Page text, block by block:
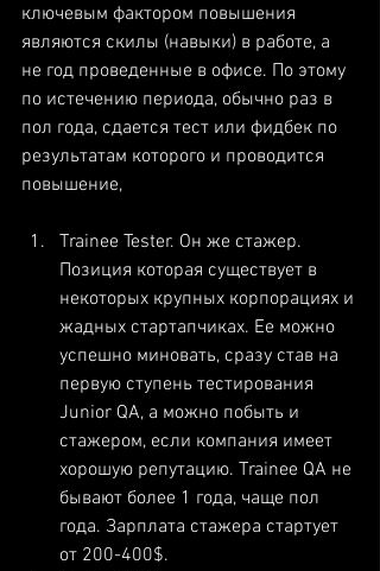
ключевым фактором повышения
являются скилы (навыки) в работе, а
не год проведенные в офисе. По этому
по истечению периода, обычно раз в
пол года, сдается тест или фидбек по
результатам которого и проводится
повышение,
Trainee Tester. Он же стажер.
Позиция которая существует в
некоторых крупных корпорациях и
жадных стартапчиках. Ее можно
успешно миновать, сразу став на
первую ступень тестирования
Junior QA, а можно побыть и
стажером, если компания имеет
хорошую репутацию. Trainee QA не
бывают более 1 года, чаще пол
года. Зарплата стажера стартует
от 200-400$.